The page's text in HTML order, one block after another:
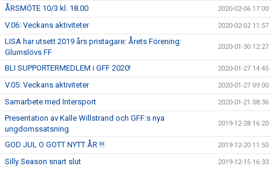
ÅRSMÖTE 10/3 kl. 18.00 2020-02-06 17:00
V.06: Veckans aktiviteter 2020-02-02 11:57
LISA har utsett 2019 års pristagare: Årets Förening:
Glumslövs FF
2020-01-30 12:27
BLI SUPPORTERMEDLEM i GFF 2020! 2020-01-27 14:45
V.05: Veckans aktiviteter 2020-01-27 09:00
Samarbete med Intersport 2020-01-21 08:36
Presentation av Kalle Willstrand och GFF:s nya
ungdomssatsning
2019-12-28 16:20
GOD JUL O GOTT NYTT ÅR !!! 2019-12-20 11:50
Silly Season snart slut 2019-12-15 16:33